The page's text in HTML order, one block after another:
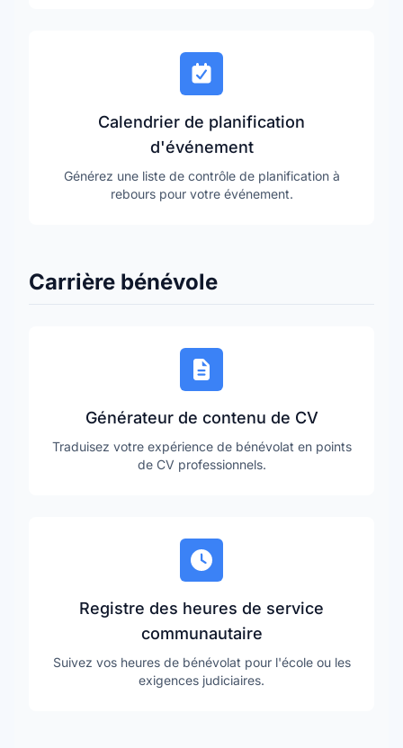
Calendrier de planification
d'événement
Générez une liste de contrôle de planification à
rebours pour votre événement.
Carrière bénévole
Générateur de contenu de CV
Traduisez votre expérience de bénévolat en points
de CV professionnels.
Registre des heures de service
communautaire
Suivez vos heures de bénévolat pour l'école ou les
exigences judiciaires.